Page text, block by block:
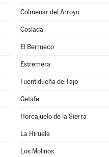
Colmenar del Arroyo
Coslada
El Berrueco
Estremera
Fuentidueña de Tajo
Getafe
Horcajuelo de la Sierra
La Hiruela
Los Molinos